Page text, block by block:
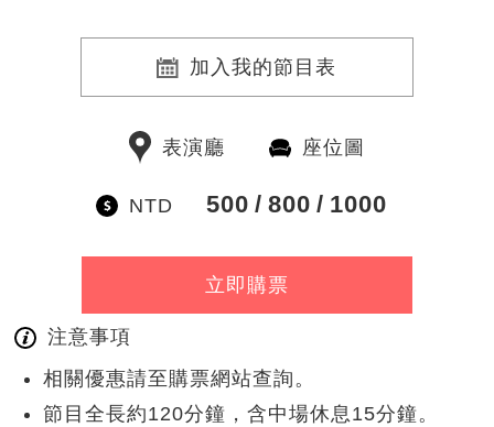
加入我的節目表
表演廳 座位圖
NTD 500 800 1000
立即購票
注意事項
相關優惠請至購票網站查詢。
節目全長約120分鐘，含中場休息15分鐘。